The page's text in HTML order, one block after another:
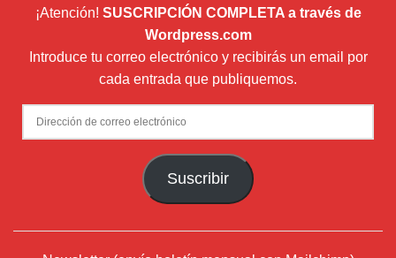
¡Atención! SUSCRIPCIÓN COMPLETA a través de
Wordpress.com
Introduce tu correo electrónico y recibirás un email por
cada entrada que publiquemos.
Dirección
de
Suscribir